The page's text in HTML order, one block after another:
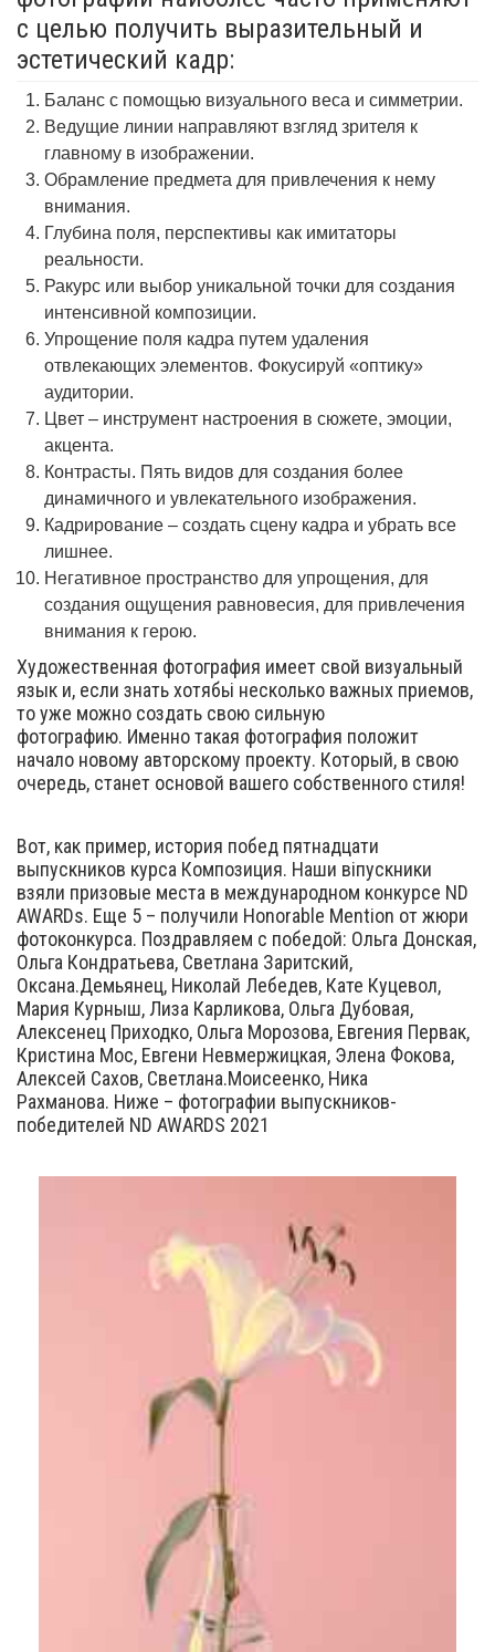
с целью получить выразительный и
эстетический кадр:
Баланс с помощью визуального веса и симметрии.
Ведущие линии направляют взгляд зрителя к
главному в изображении.
Обрамление предмета для привлечения к нему
внимания.
Глубина поля, перспективы как имитаторы
реальности.
Ракурс или выбор уникальной точки для создания
интенсивной композиции.
Упрощение поля кадра путем удаления
отвлекающих элементов. Фокусируй «оптику»
аудитории.
Цвет – инструмент настроения в сюжете, эмоции,
акцента.
Контрасты. Пять видов для создания более
динамичного и увлекательного изображения.
Кадрирование – создать сцену кадра и убрать все
лишнее.
Негативное пространство для упрощения, для
создания ощущения равновесия, для привлечения
внимания к герою.
Художественная фотография имеет свой визуальный
язык и, если знать хотябьі несколько важных приемов,
то уже можно создать свою сильную
фотографию. Именно такая фотография положит
начало новому авторскому проекту. Который, в свою
очередь, станет основой вашего собственного стиля!
Вот, как пример, история побед пятнадцати
выпускников курса Композиция. Наши віпускники
взяли призовые места в международном конкурсе ND
AWARDs. Еще 5 – получили Honorable Mention от жюри
фотоконкурса. Поздравляем с победой: Ольга Донская,
Ольга Кондратьева, Светлана Заритский,
Оксана.Демьянец, Николай Лебедев, Кате Куцевол,
Мария Курныш, Лиза Карликова, Ольга Дубовая,
Алексенец Приходко, Ольга Морозова, Евгения Первак,
Кристина Мос, Евгени Невмержицкая, Элена Фокова,
Алексей Сахов, Светлана.Моисеенко, Ника
Рахманова. Ниже – фотографии выпускников-
победителей ND AWARDS 2021